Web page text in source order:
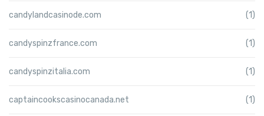
candylandcasinode.com (1)
candyspinzfrance.com (1)
candyspinzitalia.com (1)
captaincookscasinocanada.net (1)